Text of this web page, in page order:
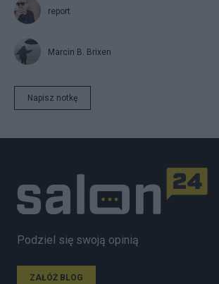
report
Marcin B. Brixen
Napisz notkę
Podziel się swoją opinią
ZAŁÓŻ BLOG